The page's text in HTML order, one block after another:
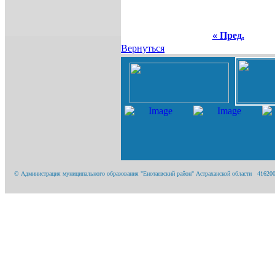
« Пред.
Вернуться
© Администрация муниципального образования "Енотаевский район" Астраханской области